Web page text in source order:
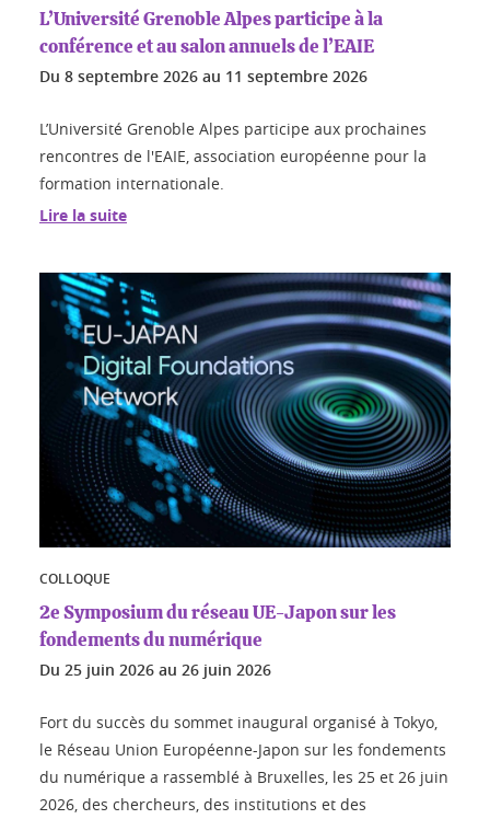
L’Université Grenoble Alpes participe à la
conférence et au salon annuels de l’EAIE
Du 8 septembre 2026 au 11 septembre 2026
L’Université Grenoble Alpes participe aux prochaines
rencontres de l'EAIE, association européenne pour la
formation internationale.
Lire la suite
COLLOQUE
2e Symposium du réseau UE-Japon sur les
fondements du numérique
Du 25 juin 2026 au 26 juin 2026
Fort du succès du sommet inaugural organisé à Tokyo,
le Réseau Union Européenne-Japon sur les fondements
du numérique a rassemblé à Bruxelles, les 25 et 26 juin
2026, des chercheurs, des institutions et des